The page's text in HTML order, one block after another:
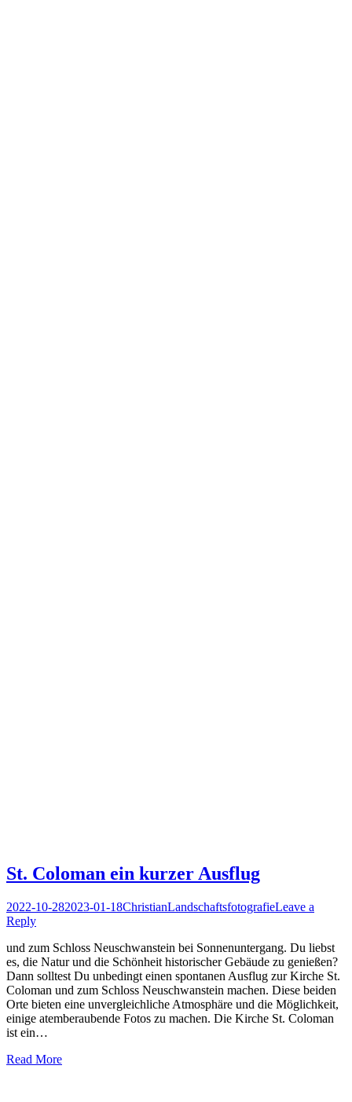
St. Coloman ein kurzer Ausflug
Posted
on
2022-10-282023-01-18Author
ChristianPosted
LandschaftsfotografieLeave a
Reply
und zum Schloss Neuschwanstein bei Sonnenuntergang. Du liebst
es, die Natur und die Schönheit historischer Gebäude zu genießen?
Dann solltest Du unbedingt einen spontanen Ausflug zur Kirche St.
Coloman und zum Schloss Neuschwanstein machen. Diese beiden
Orte bieten eine unvergleichliche Atmosphäre und die Möglichkeit,
einige atemberaubende Fotos zu machen. Die Kirche St. Coloman
ist ein…
Read More